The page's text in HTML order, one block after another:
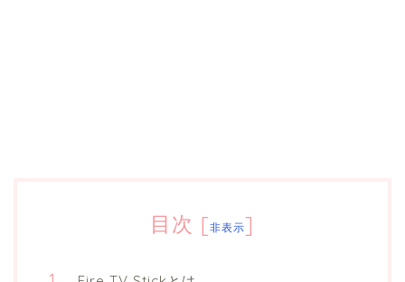
目次 [非表示]